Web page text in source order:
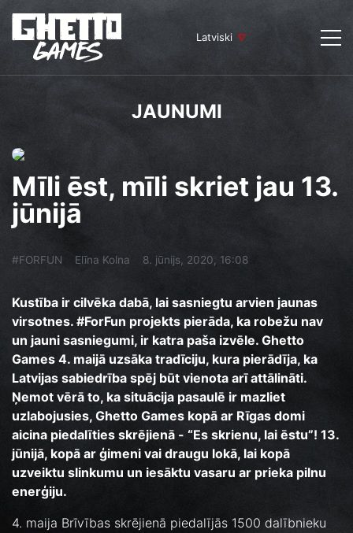
Latviski
JAUNUMI
Mīli ēst, mīli skriet jau 13.
jūnijā
#FORFUN Elīna Kolna 8. jūnijs, 2020, 16:08
Kustība ir cilvēka dabā, lai sasniegtu arvien jaunas
virsotnes. #ForFun projekts pierāda, ka robežu nav
un jauni sasniegumi, ir katra paša izvēle. Ghetto
Games 4. maijā uzsāka tradīciju, kura pierādīja, ka
Latvijas sabiedrība spēj būt vienota arī attālināti.
Ņemot vērā to, ka situācija pasaulē ir mazliet
uzlabojusies, Ghetto Games kopā ar Rīgas domi
aicina piedalīties skrējienā - “Es skrienu, lai ēstu”! 13.
jūnijā, kopā ar ģimeni vai draugu lokā, lai kopā
uzveiktu slinkumu un iesāktu vasaru ar prieka pilnu
enerģiju.
4. maija Brīvības skrējienā piedalījās 1500 dalībnieku